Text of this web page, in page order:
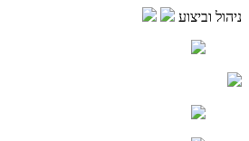
ניהול וביצוע